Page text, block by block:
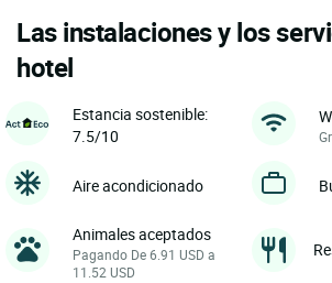
Las instalaciones y los
hotel
Estancia sostenible:
7.5/10
Aire acondicionado
Animales aceptados
Pagando De 6.91 USD a
11.52 USD